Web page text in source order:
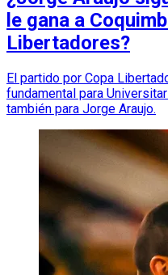
le gana a
Libertadores?
El partido por Copa
fundamental para
también para Jorge Araujo.